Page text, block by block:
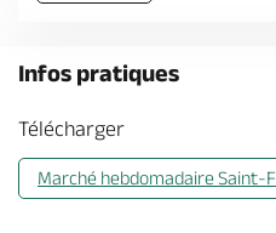
Infos pratiques
Télécharger
Marché hebdomadaire Saint-